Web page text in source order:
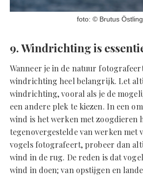
‍foto: © Brutus Östling
9. Windrichting is
Wanneer je in de natuur
windrichting heel belangrijk. Let
windrichting, vooral als je de
een andere plek te kiezen. In een
wind is het werken met zoogdieren
tegenovergestelde van werken met
vogels fotografeert, probeer dan
wind in de rug. De reden is dat
wind in doen; van opstijgen en